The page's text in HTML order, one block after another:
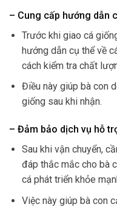
– Cung cấp hướng dẫn
Trước khi giao cá
hướng dẫn cụ thể về
cách kiểm tra chất
Điều này giúp bà con
giống sau khi nhận.
– Đảm bảo dịch vụ hỗ
Sau khi vận chuyển,
đáp thắc mắc cho bà
cá phát triển khỏe
Việc này giúp bà con